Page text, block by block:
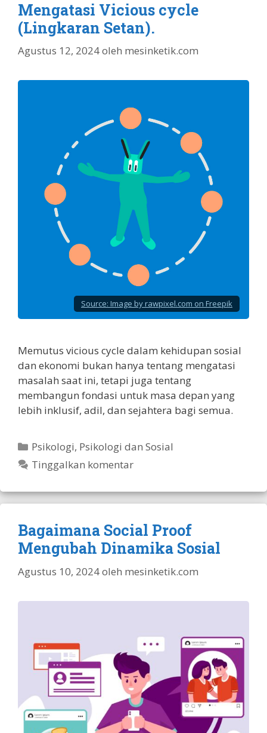
Mengatasi Vicious cycle
(Lingkaran Setan).
Agustus 12, 2024oleh mesinketik.com
Source: Image by rawpixel.com on Freepik
Memutus vicious cycle dalam kehidupan sosial
dan ekonomi bukan hanya tentang mengatasi
masalah saat ini, tetapi juga tentang
membangun fondasi untuk masa depan yang
lebih inklusif, adil, dan sejahtera bagi semua.
Kategori
Psikologi, Psikologi dan Sosial
Tinggalkan komentar
Bagaimana Social Proof
Mengubah Dinamika Sosial
Agustus 10, 2024oleh mesinketik.com